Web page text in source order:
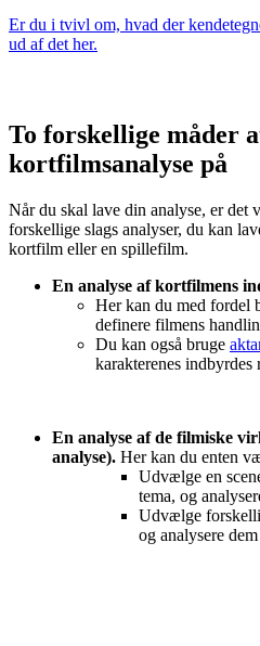
Er du i tvivl om, hvad der
ud af det her.
To forskellige måder
kortfilmsanalyse på
Når du skal lave din analyse, er det
forskellige slags analyser, du kan
kortfilm eller en spillefilm.
En analyse af kortfilmens
Her kan du med fordel
definere filmens
Du kan også bruge
karakterenes indbyrdes
En analyse af de filmiske
analyse). Her kan du enten
Udvælge en
tema, og
Udvælge
og analysere